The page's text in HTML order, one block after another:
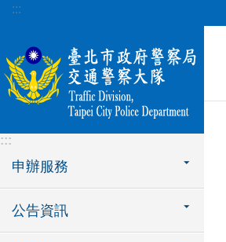
跳到主要內容區塊
:::
:::
申辦服務
公告資訊